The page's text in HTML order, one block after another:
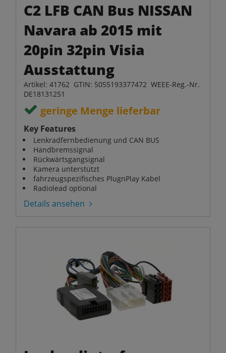
C2 LFB CAN Bus NISSAN
Navara ab 2015 mit
20pin 32pin Visia
Ausstattung
Artikel: 41762 GTIN: 5055193377472 WEEE-Reg.-Nr.
DE18131251
geringe Menge lieferbar
Key Features
Lenkradfernbedienung und CAN BUS
Handbremssignal
Rückwärtsgangsignal
Kamera unterstützt
fahrzeugspezifisches PlugnPlay Kabel
Radiolead optional
Details ansehen